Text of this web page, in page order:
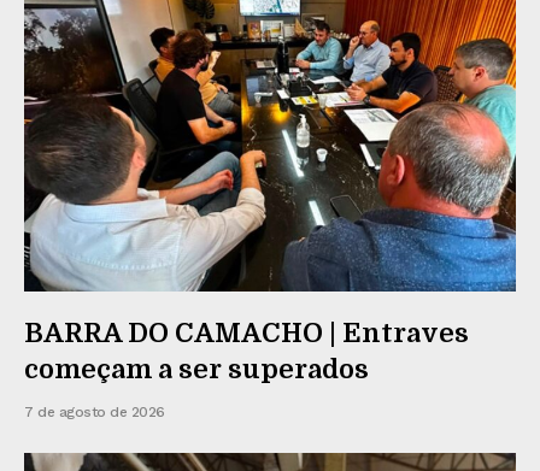
BARRA DO CAMACHO | Entraves
começam a ser superados
7 de agosto de 2026